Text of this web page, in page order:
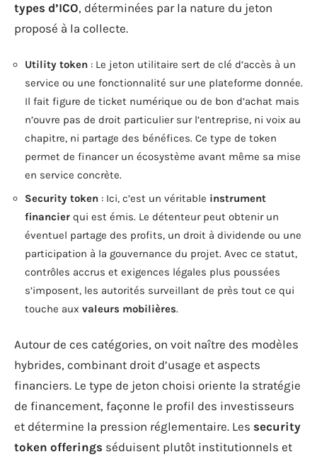
types d’ICO, déterminées par la nature du jeton
proposé à la collecte.
Utility token : Le jeton utilitaire sert de clé d’accès à un
service ou une fonctionnalité sur une plateforme donnée.
Il fait figure de ticket numérique ou de bon d’achat mais
n’ouvre pas de droit particulier sur l’entreprise, ni voix au
chapitre, ni partage des bénéfices. Ce type de token
permet de financer un écosystème avant même sa mise
en service concrète.
Security token : Ici, c’est un véritable instrument
financier qui est émis. Le détenteur peut obtenir un
éventuel partage des profits, un droit à dividende ou une
participation à la gouvernance du projet. Avec ce statut,
contrôles accrus et exigences légales plus poussées
s’imposent, les autorités surveillant de près tout ce qui
touche aux valeurs mobilières.
Autour de ces catégories, on voit naître des modèles
hybrides, combinant droit d’usage et aspects
financiers. Le type de jeton choisi oriente la stratégie
de financement, façonne le profil des investisseurs
et détermine la pression réglementaire. Les security
token offerings séduisent plutôt institutionnels et